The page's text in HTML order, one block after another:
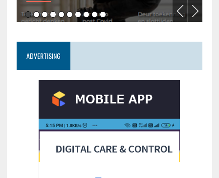
ADVERTISING